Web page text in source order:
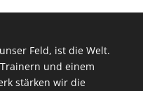
Feld, ist die Welt.
und einem
stärken wir die